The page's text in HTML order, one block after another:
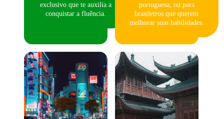
exclusivo que te auxilia a
conquistar a fluência.
portuguesa, ou para
brasileiros que querem
melhorar suas habilidades.